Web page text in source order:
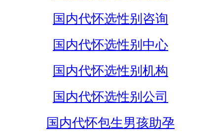
国内代怀选性别咨询
国内代怀选性别中心
国内代怀选性别机构
国内代怀选性别公司
国内代怀包生男孩助孕